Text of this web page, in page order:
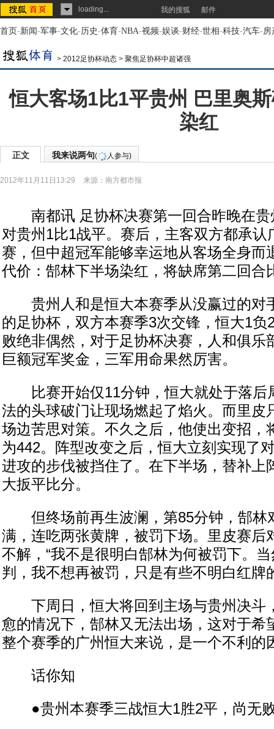
loading... 我的搜狐 邮件
首页-新闻-军事-文化-历史-体育-NBA-视频-娱谈-财经-世相-科技-汽车-房
> 2012足协杯动态 > 聚焦足协杯中超诸强
恒大客场1比1平贵州 巴里奥
染红
正文 我来说两句( 人参与)
2012年11月11日13:29 来源： 南方都市报
南都讯 足协杯决赛第一回合昨晚在贵
对贵州1比1战平。赛后，主客双方都承认
赛，但中超冠军能够幸运地从客场全身而
代价：郜林下半场染红，将缺席第二回合
贵州人和是恒大本赛季从没赢过的对
的足协杯，双方本赛季3次交锋，恒大1负
败绝非偶然，对于足协杯决赛，人和俱乐
巨额冠军奖金，三军用命果然厉害。
比赛开始仅11分钟，恒大就处于落后
法的头球破门让现场燃起了焰火。而里皮
场边苦思对策。不久之后，他使出变招，
为442。阵型改变之后，恒大立刻实现了
进攻的步伐被挡住了。在下半场，替补上
大扳平比分。
但终场前再生波澜，第85分钟，郜林
满，连吃两张黄牌，被罚下场。里皮赛后
不解，“我不是很明白郜林为何被罚下。
判，我不想再被罚，只是有些不明白红牌
下周日，恒大将回到主场与贵州决斗
愈的情况下，郜林又无法出场，这对于希
整个赛季的广州恒大来说，是一个不利的
话你知
●贵州本赛季三战恒大1胜2平，尚无